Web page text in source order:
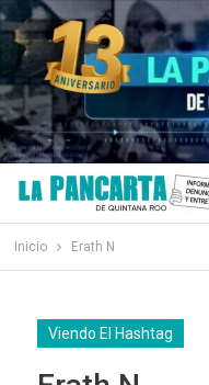
Inicio Erath N
Viendo El Hashtag